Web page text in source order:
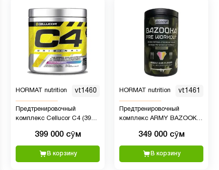
HORMAT nutrition vt1460
Предтренировочный
комплекс Cellucor C4 (390
399 000 сӯм
В корзину
HORMAT nutrition vt1461
Предтренировочный
комплекс ARMY BAZOOKA
380 гр пищвая добавка
349 000 сӯм
В корзину